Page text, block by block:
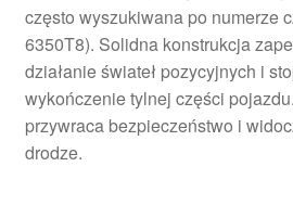
często wyszukiwana po numerze
6350T8). Solidna konstrukcja
działanie świateł pozycyjnych i
wykończenie tylnej części
przywraca bezpieczeństwo i
drodze.